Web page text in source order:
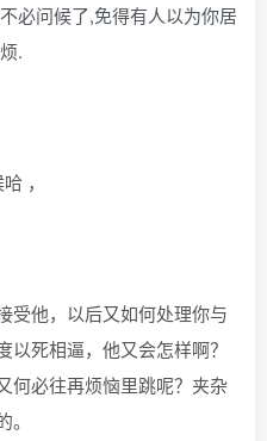
必问候了,免得有人以为你居
.
，
受他，以后又如何处理你与
死相逼，他又会怎样啊？
何必往再烦恼里跳呢？夹杂